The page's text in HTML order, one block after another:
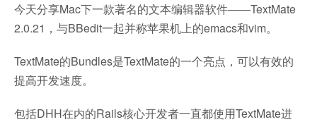
今天分享Mac下一款著名的文本编辑器软件——TextMate
2.0.21，与BBedit一起并称苹果机上的emacs和vim。
TextMate的Bundles是TextMate的一个亮点，可以有效的
提高开发速度。
包括DHH在内的Rails核心开发者一直都使用TextMate进